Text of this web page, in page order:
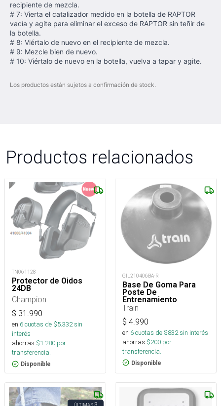
recipiente de mezcla.
# 7: Vierta el catalizador medido en la botella de RAPTOR
vacía y agite para eliminar el exceso de RAPTOR sin teñir de
la botella.
# 8: Viértalo de nuevo en el recipiente de mezcla.
# 9: Mezcle bien de nuevo.
# 10: Viértalo de nuevo en la botella, vuelva a tapar y agite.
Los productos están sujetos a confirmación de stock.
Productos relacionados
TN061128
Protector de Oidos
24DB
Champion
$ 31.990
en 6cuotas de $5.332sin
interés
ahorras $1.280 por
transferencia.
Disponible
GIL210406BA-R
Base De Goma Para
Poste De
Entrenamiento
Train
$ 4.990
en 6cuotas de $832sin interés
ahorras $200 por
transferencia.
Disponible
3